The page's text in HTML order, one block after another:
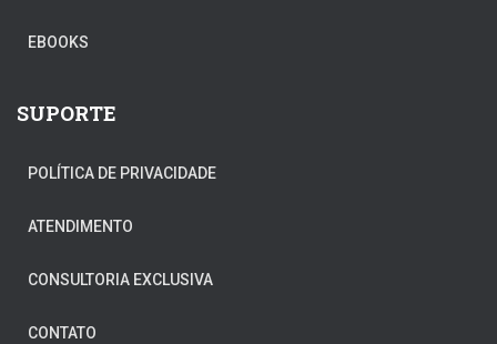
EBOOKS
SUPORTE
POLÍTICA DE PRIVACIDADE
ATENDIMENTO
CONSULTORIA EXCLUSIVA
CONTATO